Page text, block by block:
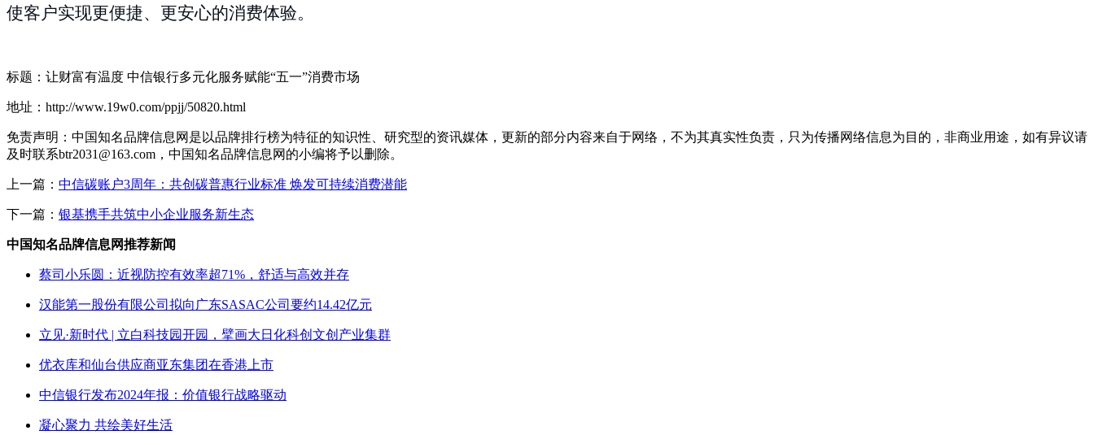
使客户实现更便捷、更安心的消费体验。
标题：让财富有温度 中信银行多元化服务赋能“五一”消费市场
地址：http://www.19w0.com/ppjj/50820.html
免责声明：中国知名品牌信息网是以品牌排行榜为特征的知识性、研究型的资讯媒体，更新的部分内容来自于网络，不为其真实性负责，只为传播网络信息为目的，非商业用途，如有异议请
及时联系btr2031@163.com，中国知名品牌信息网的小编将予以删除。
上一篇： 中信碳账户3周年：共创碳普惠行业标准 焕发可持续消费潜能
下一篇： 银基携手共筑中小企业服务新生态
中国知名品牌信息网推荐新闻
蔡司小乐圆：近视防控有效率超71%，舒适与高效并存
汉能第一股份有限公司拟向广东SASAC公司要约14.42亿元
立见·新时代 | 立白科技园开园，擘画大日化科创文创产业集群
优衣库和仙台供应商亚东集团在香港上市
中信银行发布2024年报：价值银行战略驱动
凝心聚力 共绘美好生活